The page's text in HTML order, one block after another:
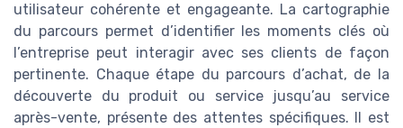
utilisateur cohérente et engageante. La cartographie
du parcours permet d’identifier les moments clés où
l’entreprise peut interagir avec ses clients de façon
pertinente. Chaque étape du parcours d’achat, de la
découverte du produit ou service jusqu’au service
après-vente, présente des attentes spécifiques. Il est